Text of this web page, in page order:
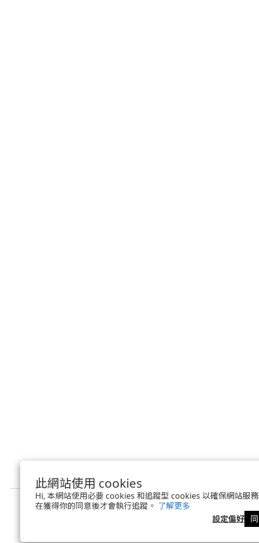
此網站使用 cookies
Hi, 本網站使用必要 cookies 和追蹤型 cookies 以確保網站服
在獲得你的同意後才會執行追蹤。 了解更多
設定偏好